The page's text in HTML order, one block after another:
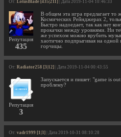
От: LotusBlade [435|211] | Дата 2019-11-04 10:46:33
Репутация
435
В общем эта игра предлагает то
Космических Рейнджерах 2,
Быстро надоедает, так как нет
прокачки между уровнями. Ни
же успехом можно врубить
хаотично подпрыгивая на одной
горчицы.
От: Radiator258 [3|12] | Дата 2019-11-04 00:43:55
Репутация
3
Запускается и пишет: "game is
проблему?
От: vadr1999 [1|3] | Дата 2019-10-31 08:10:28